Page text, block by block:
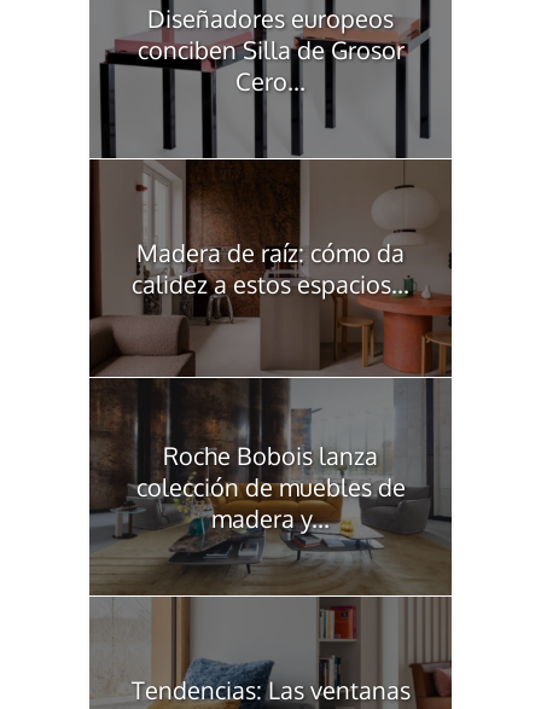
Diseñadores europeos
conciben Silla de Grosor
Cero...
Madera de raíz: cómo da
calidez a estos espacios...
Roche Bobois lanza
colección de muebles de
madera y...
Tendencias: Las ventanas